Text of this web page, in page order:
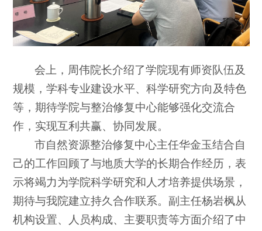
会上，周伟院长介绍了学院现有师资队伍及
规模，学科专业建设水平、科学研究方向及特色
等，期待学院与整治修复中心能够强化交流合
作，实现互利共赢、协同发展。
市自然资源整治修复中心主任华金玉结合自
己的工作回顾了与地质大学的长期合作经历，表
示将竭力为学院科学研究和人才培养提供场景，
期待与我院建立持久合作联系。副主任杨岩枫从
机构设置、人员构成、主要职责等方面介绍了中